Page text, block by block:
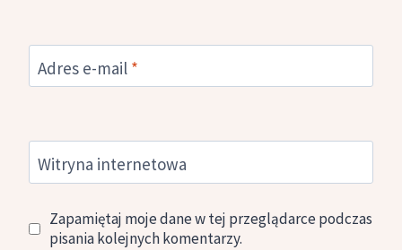
Adres e-mail *
Witryna internetowa
Zapamiętaj moje dane w tej przeglądarce podczas
pisania kolejnych komentarzy.